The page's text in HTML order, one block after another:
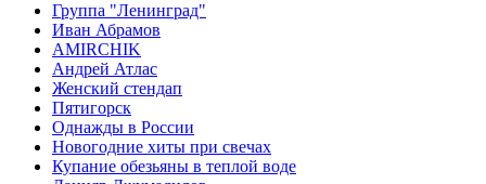
Группа "Ленинград"
Иван Абрамов
AMIRCHIK
Андрей Атлас
Женский стендап
Пятигорск
Однажды в России
Новогодние хиты при свечах
Купание обезьяны в теплой воде